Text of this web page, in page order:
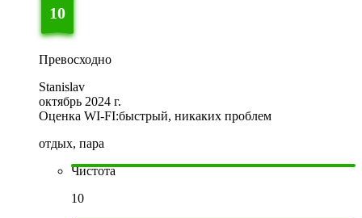
10
Превосходно
Stanislav
октябрь 2024 г.
Оценка WI-FI:быстрый, никаких проблем
отдых, пара
Чистота
10